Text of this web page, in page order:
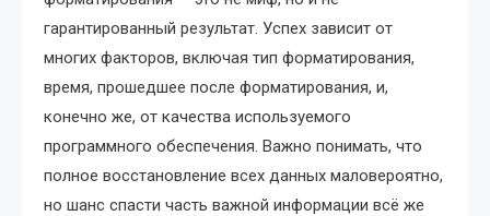
гарантированный результат. Успех зависит от
многих факторов, включая тип форматирования,
время, прошедшее после форматирования, и,
конечно же, от качества используемого
программного обеспечения. Важно понимать, что
полное восстановление всех данных маловероятно,
но шанс спасти часть важной информации всё же